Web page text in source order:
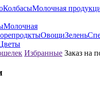
КолбасыМолочная
Молочная
ОвощиЗелень
Избранные Заказ на